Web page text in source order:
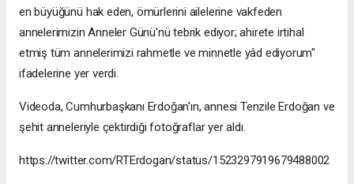
en büyüğünü hak eden, ömürlerini ailelerine vakfeden
annelerimizin Anneler Günü'nü tebrik ediyor; ahirete irtihal
etmiş tüm annelerimizi rahmetle ve minnetle yâd ediyorum"
ifadelerine yer verdi.
Videoda, Cumhurbaşkanı Erdoğan'ın, annesi Tenzile Erdoğan ve
şehit anneleriyle çektirdiği fotoğraflar yer aldı.
https://twitter.com/RTErdogan/status/1523297919679488002